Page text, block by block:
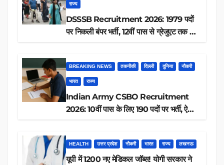
राज्य
DSSSB Recruitment 2026: 1979 पदों
पर निकली बंपर भर्ती, 12वीं पास से ग्रेजुएट तक करें
BREAKING NEWS तकनीकी दिल्ली दुनिया नौकरी
भारत राज्य
Indian Army CSBO Recruitment
2026: 10वीं पास के लिए 190 पदों पर भर्ती, ऐसे
HEALTH उत्तर प्रदेश नौकरी भारत राज्य लखनऊ
यूपी में 1200 नए मेडिकल जॉब्स! योगी सरकार ने